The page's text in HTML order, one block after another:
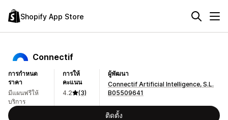
Shopify App Store
Connectif
การกำหนด
ราคา
มีแผนฟรีให้
บริการ
การให้
คะแนน
4.2
(3)
ผู้พัฒนา
Connectif Artificial Intelligence, S.L.
B05509641
ติดตั้ง